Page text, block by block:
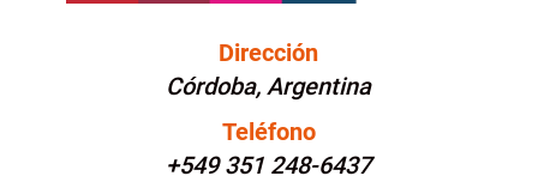
Dirección
Córdoba, Argentina
Teléfono
+549 351 248-6437